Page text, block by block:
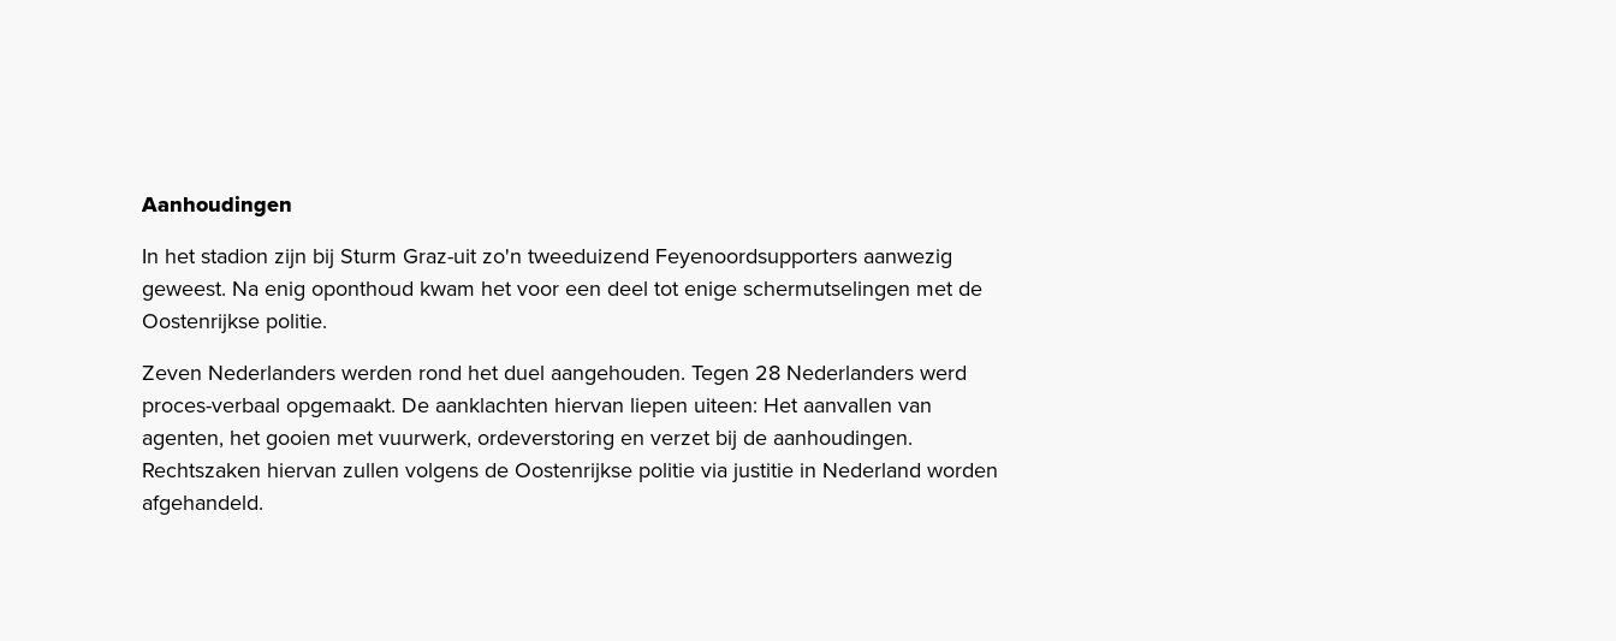
Aanhoudingen
In het stadion zijn bij Sturm Graz-uit zo'n tweeduizend Feyenoordsupporters aanwezig
geweest. Na enig oponthoud kwam het voor een deel tot enige schermutselingen met de
Oostenrijkse politie.
Zeven Nederlanders werden rond het duel aangehouden. Tegen 28 Nederlanders werd
proces-verbaal opgemaakt. De aanklachten hiervan liepen uiteen: Het aanvallen van
agenten, het gooien met vuurwerk, ordeverstoring en verzet bij de aanhoudingen.
Rechtszaken hiervan zullen volgens de Oostenrijkse politie via justitie in Nederland worden
afgehandeld.